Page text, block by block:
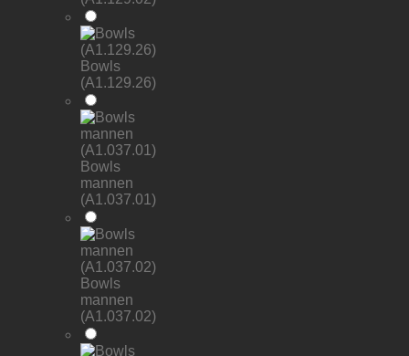
Bowls
(A1.129.26)
Bowls
mannen
(A1.037.01)
Bowls
mannen
(A1.037.02)